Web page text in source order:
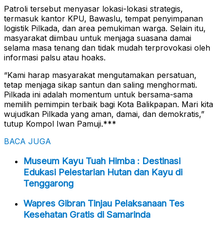
Patroli tersebut menyasar lokasi-lokasi strategis,
termasuk kantor KPU, Bawaslu, tempat penyimpanan
logistik Pilkada, dan area pemukiman warga. Selain itu,
masyarakat diimbau untuk menjaga suasana damai
selama masa tenang dan tidak mudah terprovokasi oleh
informasi palsu atau hoaks.
“Kami harap masyarakat mengutamakan persatuan,
tetap menjaga sikap santun dan saling menghormati.
Pilkada ini adalah momentum untuk bersama-sama
memilih pemimpin terbaik bagi Kota Balikpapan. Mari kita
wujudkan Pilkada yang aman, damai, dan demokratis,”
tutup Kompol Iwan Pamuji.***
BACA JUGA
Museum Kayu Tuah Himba : Destinasi
Edukasi Pelestarian Hutan dan Kayu di
Tenggarong
Wapres Gibran Tinjau Pelaksanaan Tes
Kesehatan Gratis di Samarinda